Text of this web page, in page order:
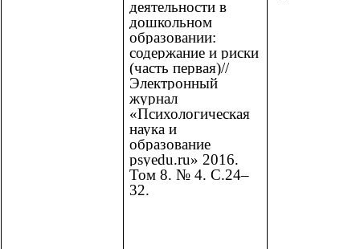
деятельности в
дошкольном
образовании:
содержание и риски
(часть первая)//
Электронный
журнал
«Психологическая
наука и
образование
psyedu.ru» 2016.
Том 8. № 4. С.24–
32.